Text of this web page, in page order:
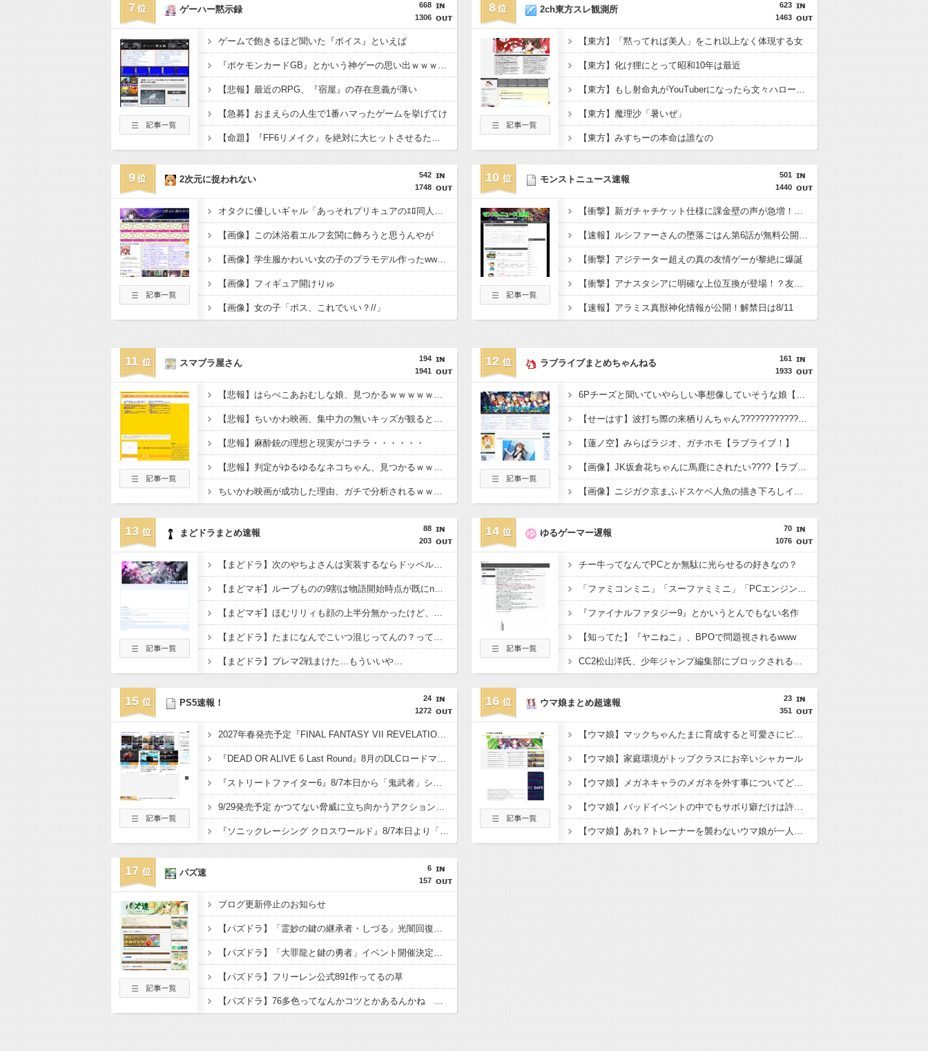
7
668
1306
ゲーハー黙示録
ゲームで飽きるほど聞いた『ボイス』といえば
『ポケモンカードGB』とかいう神ゲーの思い出ｗｗｗｗｗ
【悲報】最近のRPG、『宿屋』の存在意義が薄い
【急募】おまえらの人生で1番ハマったゲームを挙げてけ
【命題】『FF6リメイク』を絶対に大ヒットさせるために、付け加えるべき要素
8
623
1463
2ch東方スレ観測所
【東方】「黙ってれば美人」をこれ以上なく体現する女
【東方】化け狸にとって昭和10年は最近
【東方】もし射命丸がYouTuberになったら文々ハローYouTube! どうも射命丸ですって挨拶するのかな
【東方】魔理沙「暑いぜ」
【東方】みすちーの本命は誰なの
9
542
1748
2次元に捉われない
オタクに優しいギャル「あっそれプリキュアのｴﾛ同人誌じゃんww♡」
【画像】この沐浴着エルフ玄関に飾ろうと思うんやが
【画像】学生服かわいい女の子のプラモデル作ったwwwwwww
【画像】フィギュア開けりゅ
【画像】女の子「ボス、これでいい？//」
10
501
1440
モンストニュース速報
【衝撃】新ガチャチケット仕様に課金壁の声が急増！？30連でどうなる
【速報】ルシファーさんの堕落ごはん第6話が無料公開された件
【衝撃】アジテーター超えの真の友情ゲーが黎絶に爆誕
【衝撃】アナスタシアに明確な上位互換が登場！？友情威力10倍級のバケモン性能
【速報】アラミス真獣神化情報が公開！解禁日は8/11
11
194
1941
スマブラ屋さん
【悲報】はらぺこあおむしな娘、見つかるｗｗｗｗｗｗｗ
【悲報】ちいかわ映画、集中力の無いキッズが観ると「こう」なります・・・・・
【悲報】麻酔銃の理想と現実がコチラ・・・・・・
【悲報】判定がゆるゆるなネコちゃん、見つかるｗｗｗｗｗｗ
ちいかわ映画が成功した理由、ガチで分析されるｗｗｗｗｗｗｗｗ
12
161
1933
ラブライブまとめちゃんねる
6Pチーズと聞いていやらしい事想像していそうな娘【ラブライブ！】
【せーはす】波打ち際の来栖りんちゃん????????????【ラブライブ！蓮ノ空】
【蓮ノ空】みらぱラジオ、ガチホモ【ラブライブ！】
【画像】JK坂倉花ちゃんに馬鹿にされたい????【ラブライブ！】
【画像】ニジガク京まふドスケベ人魚の描き下ろしイラスト【ラブライブ！虹ヶ咲】
13
88
203
まどドラまとめ速報
【まどドラ】次のやちよさんは実装するならドッペルだろう
【まどマギ】ループものの9割は物語開始時点が既にn周目だったって仕掛けがあるよね
【まどマギ】ほむリリィも顔の上半分無かったけど、これって何かの伏線だったりするのかな…
【まどドラ】たまになんでこいつ混じってんの？ってコラボあるよね
【まどドラ】プレマ2戦まけた…もういいや…
14
70
1076
ゆるゲーマー遅報
チー牛ってなんでPCとか無駄に光らせるの好きなの？
「ファミコンミニ」「スーファミミニ」「PCエンジンミニ」「メガドラミニ」「ネオジオミニ」← こいつら
『ファイナルファタジー9』とかいうとんでもない名作
【知ってた】『ヤニねこ』、BPOで問題視されるwww
CC2松山洋氏、少年ジャンプ編集部にブロックされる。25年以上ずっと一緒にやってきたのに何故…
15
24
1272
PS5速報！
2027年春発売予定『FINAL FANTASY VII REVELATION』新映像が「gamescom Opening Night Live」で公開！8/26 午前3時配信予定
『DEAD OR ALIVE 6 Last Round』8月のDLCロードマップ公開！3週連続で「真夏の水着フェア」開幕、「ほのか」新コスチューム配信開始
『ストリートファイター6』8/7本日から「鬼武者」シリーズとのコラボイベント「鬼ノ道×拳ノ道」が期間限定開催（～8/31）期間中ログインで「鬼EXカラー」などのプレゼントも
9/29発売予定 かつてない脅威に立ち向かうアクションRPGアドベンチャー『Minecraft Dungeons II』プレオーダー受付中
『ソニックレーシング クロスワールド』8/7本日より「レジェンドコンペ ラウンド7」が開催！参加者には「ソニックサマーステッカー」プレゼント
16
23
351
ウマ娘まとめ超速報
【ウマ娘】マックちゃんたまに育成すると可愛さにビビるんだよね
【ウマ娘】家庭環境がトップクラスにお辛いシャカール
【ウマ娘】メガネキャラのメガネを外す事についてどう思う？
【ウマ娘】バッドイベントの中でもサボり癖だけは許さん
【ウマ娘】あれ？トレーナーを襲わないウマ娘が一人もいなくない？
17
6
157
パズ速
ブログ更新停止のお知らせ
【パズドラ】「霊妙の鍵の継承者・しづる」光闇回復陣の上限700億キャラ登場！
【パズドラ】「大罪龍と鍵の勇者」イベント開催決定！！新キャラ「バドヴェイン」「しづる」「いろは」やチャオリン・ベルガーの進化公開！
【パズドラ】フリーレン公式891作ってるの草
【パズドラ】76多色ってなんかコツとかあるんかね 完全に並べきるには15秒では足りないわ